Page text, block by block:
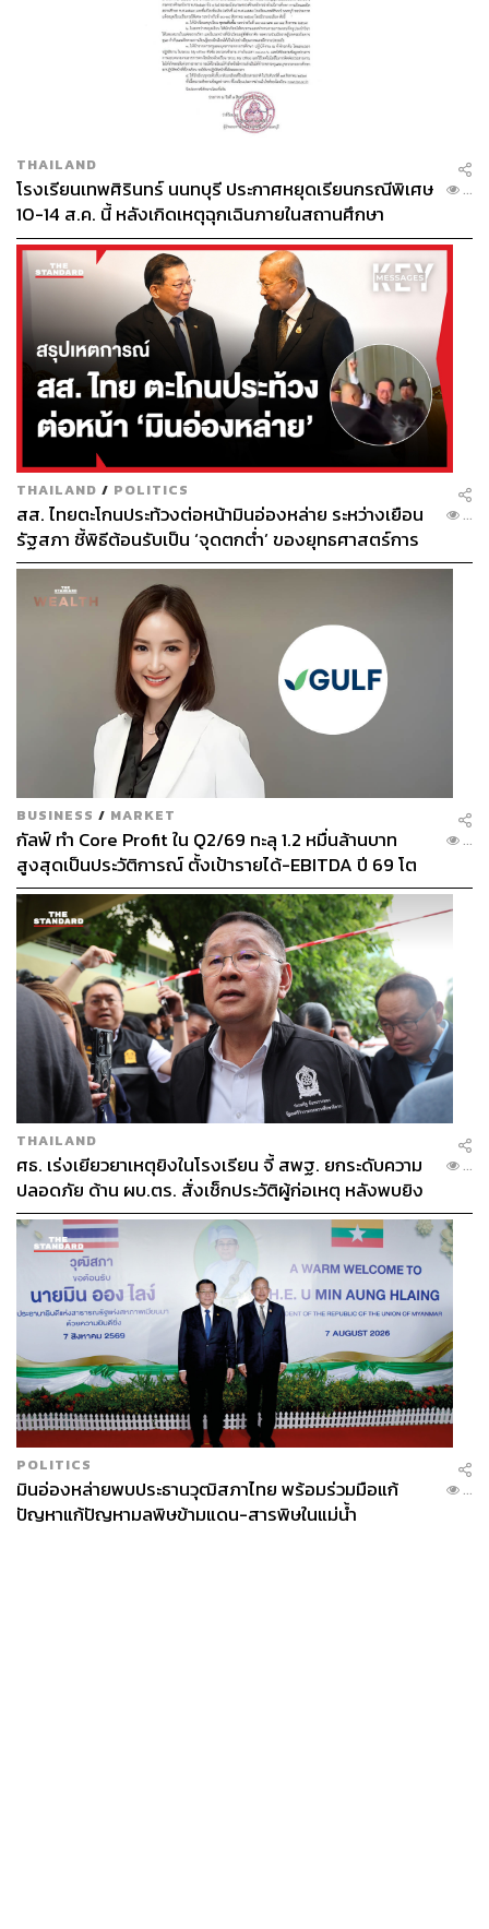
ABOUT THE AUTHOR
ศนิชา ละครพล
THE STANDARD WEALTH Editor
THAILAND
โรงเรียนเทพศิรินทร์ นนทบุรี ประกาศหยุดเรียนกรณีพิเศษ
10-14 ส.ค. นี้ หลังเกิดเหตุฉุกเฉินภายในสถานศึกษา
...
THAILAND / POLITICS
สส. ไทยตะโกนประท้วงต่อหน้ามินอ่องหล่าย ระหว่างเยือน
รัฐสภา ชี้พิธีต้อนรับเป็น ‘จุดตกต่ำ’ ของยุทธศาสตร์การ
ทูตไทย
...
BUSINESS / MARKET
กัลฟ์ ทำ Core Profit ใน Q2/69 ทะลุ 1.2 หมื่นล้านบาท
สูงสุดเป็นประวัติการณ์ ตั้งเป้ารายได้-EBITDA ปี 69 โต
12-15% พร้อมเข้าร่วม Direct PPA-โซลาร์ฟาร์มชุมชน
...
THAILAND
ศธ. เร่งเยียวยาเหตุยิงในโรงเรียน จี้ สพฐ. ยกระดับความ
ปลอดภัย ด้าน ผบ.ตร. สั่งเช็กประวัติผู้ก่อเหตุ หลังพบยิง
จุดตายแม่นยำ
...
POLITICS
มินอ่องหล่ายพบประธานวุฒิสภาไทย พร้อมร่วมมือแก้
ปัญหาแก้ปัญหามลพิษข้ามแดน-สารพิษในแม่น้ำ
...